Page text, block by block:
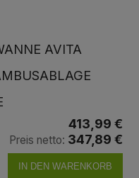
AVITA
413,99 €
Preis netto: 347,89 €
IN DEN WARENKORB